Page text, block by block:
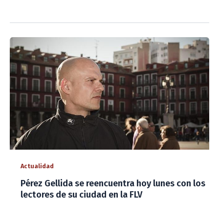
Actualidad
Pérez Gellida se reencuentra hoy lunes con los
lectores de su ciudad en la FLV